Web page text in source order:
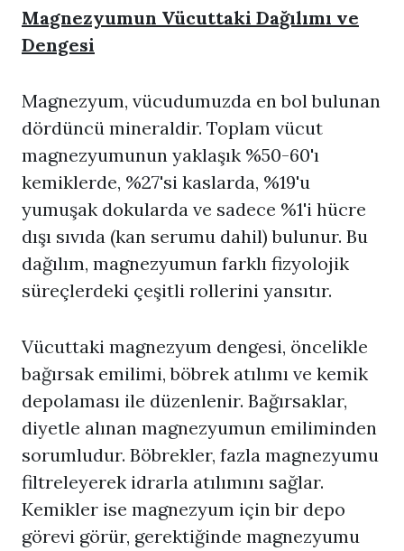
Magnezyumun Vücuttaki Dağılımı ve
Dengesi
Magnezyum, vücudumuzda en bol bulunan
dördüncü mineraldir. Toplam vücut
magnezyumunun yaklaşık %50-60'ı
kemiklerde, %27'si kaslarda, %19'u
yumuşak dokularda ve sadece %1'i hücre
dışı sıvıda (kan serumu dahil) bulunur. Bu
dağılım, magnezyumun farklı fizyolojik
süreçlerdeki çeşitli rollerini yansıtır.
Vücuttaki magnezyum dengesi, öncelikle
bağırsak emilimi, böbrek atılımı ve kemik
depolaması ile düzenlenir. Bağırsaklar,
diyetle alınan magnezyumun emiliminden
sorumludur. Böbrekler, fazla magnezyumu
filtreleyerek idrarla atılımını sağlar.
Kemikler ise magnezyum için bir depo
görevi görür, gerektiğinde magnezyumu